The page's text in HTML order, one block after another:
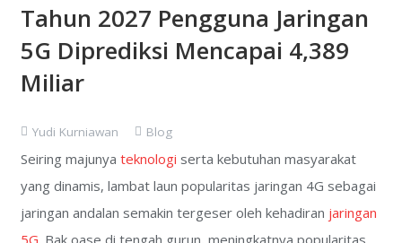
Tahun 2027 Pengguna Jaringan
5G Diprediksi Mencapai 4,389
Miliar
Yudi Kurniawan Blog
Seiring majunya teknologi serta kebutuhan masyarakat
yang dinamis, lambat laun popularitas jaringan 4G sebagai
jaringan andalan semakin tergeser oleh kehadiran jaringan
5G. Bak oase di tengah gurun, meningkatnya popularitas